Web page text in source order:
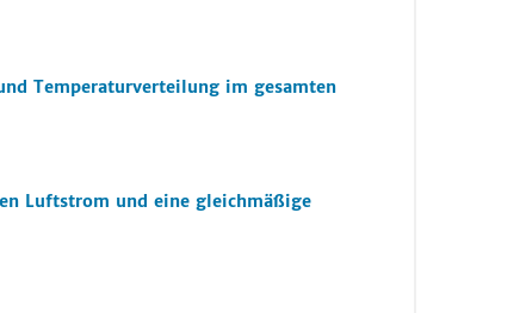
Temperaturverteilung im gesamten
Luftstrom und eine gleichmäßige